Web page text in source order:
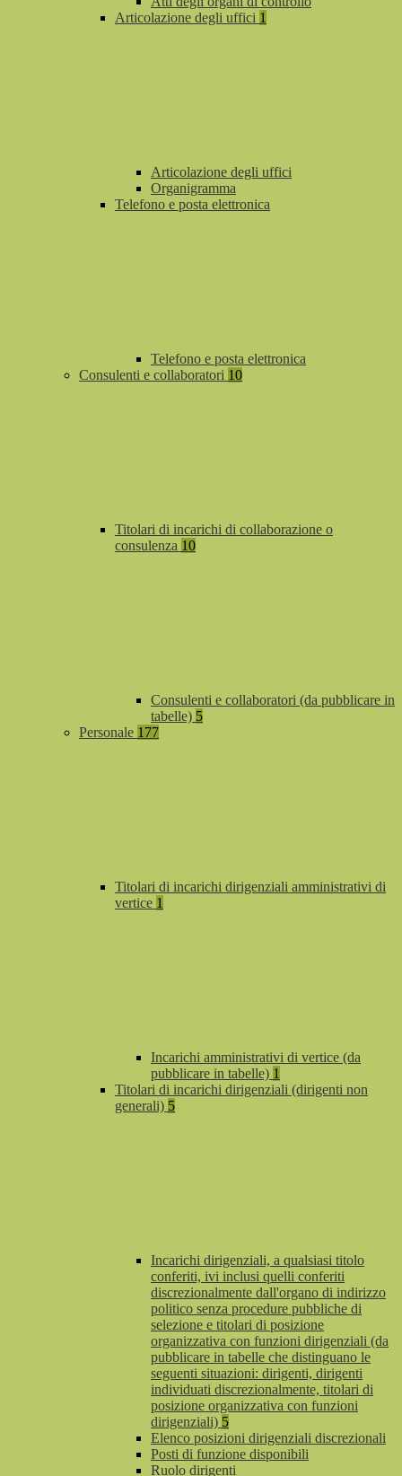
Articolazione degli uffici 1
Articolazione degli uffici
Organigramma
Telefono e posta elettronica
Telefono e posta elettronica
Consulenti e collaboratori 10
Titolari di incarichi di collaborazione o
consulenza 10
Consulenti e collaboratori (da pubblicare in
tabelle) 5
Personale 177
Titolari di incarichi dirigenziali amministrativi di
vertice 1
Incarichi amministrativi di vertice (da
pubblicare in tabelle) 1
Titolari di incarichi dirigenziali (dirigenti non
generali) 5
Incarichi dirigenziali, a qualsiasi titolo
conferiti, ivi inclusi quelli conferiti
discrezionalmente dall'organo di indirizzo
politico senza procedure pubbliche di
selezione e titolari di posizione
organizzativa con funzioni dirigenziali (da
pubblicare in tabelle che distinguano le
seguenti situazioni: dirigenti, dirigenti
individuati discrezionalmente, titolari di
posizione organizzativa con funzioni
dirigenziali) 5
Elenco posizioni dirigenziali discrezionali
Posti di funzione disponibili
Ruolo dirigenti